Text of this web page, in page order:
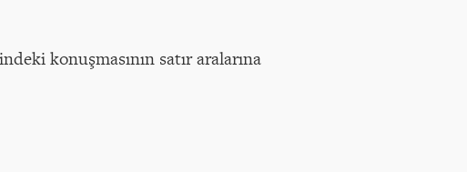
konuşmasının satır aralarına